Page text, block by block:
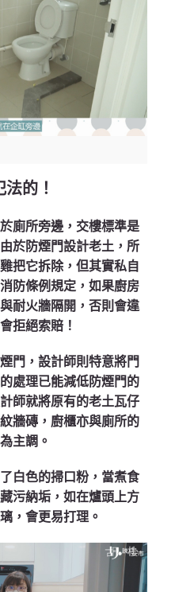
的！
廁所旁邊，交樓標準是
於防煙門設計老土，所
把它拆除，但其實私自
防條例規定，如果廚房
耐火牆隔開，否則會違
拒絕索賠！
門，設計師則特意將門
處理已能減低防煙門的
師就將原有的老土瓦仔
牆磚，廚櫃亦與廁所的
主調。
白色的掃口粉，當煮食
污納垢，如在爐頭上方
，會更易打理。